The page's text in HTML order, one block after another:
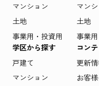
マンション
土地
事業用・投資用
マン
土地
事業
学区から探す
戸建て
マンション
コン
更新
お客